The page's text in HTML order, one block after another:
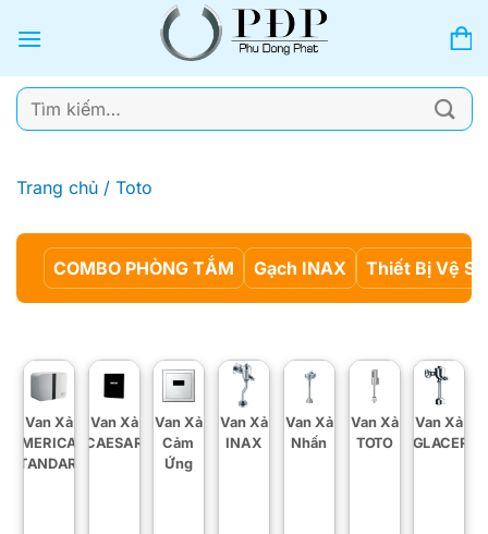
qua
dung
Tìm
kiếm:
Trang chủ / Toto
COMBO PHÒNG TẮM Gạch INAX Thiết Bị Vệ
Van Xả
AMERICAN
STANDARD
Van Xả
CAESAR
Van Xả
Cảm
Ứng
Van Xả
INAX
Van Xả
Nhấn
Van Xả
TOTO
Van Xả
VIGLACERA